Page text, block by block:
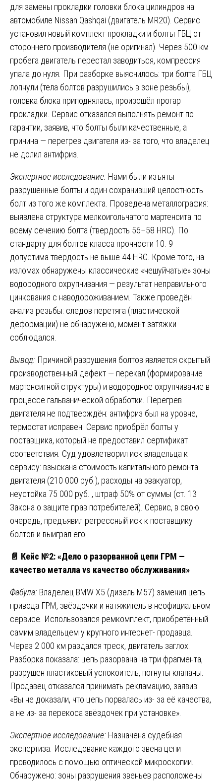
для замены прокладки головки блока цилиндров на
автомобиле Nissan Qashqai (двигатель MR20). Сервис
установил новый комплект прокладки и болты ГБЦ от
стороннего производителя (не оригинал). Через 500 км
пробега двигатель перестал заводиться, компрессия
упала до нуля. При разборке выяснилось: три болта ГБЦ
лопнули (тела болтов разрушились в зоне резьбы),
головка блока приподнялась, произошёл прогар
прокладки. Сервис отказался выполнять ремонт по
гарантии, заявив, что болты были качественные, а
причина — перегрев двигателя из- за того, что владелец
не долил антифриз.
Экспертное исследование: Нами были изъяты
разрушенные болты и один сохранивший целостность
болт из того же комплекта. Проведена металлография:
выявлена структура мелкоигольчатого мартенсита по
всему сечению болта (твердость 56–58 HRC). По
стандарту для болтов класса прочности 10. 9
допустима твердость не выше 44 HRC. Кроме того, на
изломах обнаружены классические «чешуйчатые» зоны
водородного охрупчивания — результат неправильного
цинкования с наводороживанием. Также проведён
анализ резьбы: следов перетяга (пластической
деформации) не обнаружено, момент затяжки
соблюдался.
Вывод: Причиной разрушения болтов является скрытый
производственный дефект — перекал (формирование
мартенситной структуры) и водородное охрупчивание в
процессе гальванической обработки. Перегрев
двигателя не подтверждён: антифриз был на уровне,
термостат исправен. Сервис приобрёл болты у
поставщика, который не предоставил сертификат
соответствия. Суд удовлетворил иск владельца к
сервису: взыскана стоимость капитального ремонта
двигателя (210 000 руб.), расходы на эвакуатор,
неустойка 75 000 руб. , штраф 50% от суммы (ст. 13
Закона о защите прав потребителей). Сервис, в свою
очередь, предъявил регрессный иск к поставщику
болтов и выиграл его.
📄 Кейс №2: «Дело о разорванной цепи ГРМ —
качество металла vs качество обслуживания»
Фабула: Владелец BMW X5 (дизель M57) заменил цепь
привода ГРМ, звёздочки и натяжитель в неофициальном
сервисе. Использовался ремкомплект, приобретённый
самим владельцем у крупного интернет- продавца.
Через 2 000 км раздался треск, двигатель заглох.
Разборка показала: цепь разорвана на три фрагмента,
разрушен пластиковый успокоитель, погнуты клапаны.
Продавец отказался принимать рекламацию, заявив:
«Вы не доказали, что цепь порвалась из- за её качества,
а не из- за перекоса звёздочек при установке».
Экспертное исследование: Назначена судебная
экспертиза. Исследование каждого звена цепи
проводилось с помощью оптической микроскопии.
Обнаружено: зоны разрушения звеньев расположены